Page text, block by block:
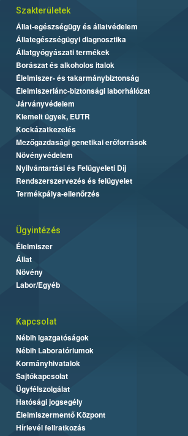
Szakterületek
Állat-egészségügy és állatvédelem
Állategészségügyi diagnosztika
Állatgyógyászati termékek
Borászat és alkoholos italok
Élelmiszer- és takarmánybiztonság
Élelmiszerlánc-biztonsági laborhálózat
Járványvédelem
Kiemelt ügyek, EUTR
Kockázatkezelés
Mezőgazdasági genetikai erőforrások
Növényvédelem
Nyilvántartási és Felügyeleti Díj
Rendszerszervezés és felügyelet
Termékpálya-ellenőrzés
Ügyintézés
Élelmiszer
Állat
Növény
Labor/Egyéb
Kapcsolat
Nébih Igazgatóságok
Nébih Laboratóriumok
Kormányhivatalok
Sajtókapcsolat
Ügyfélszolgálat
Hatósági jogsegély
Élelmiszermentő Központ
Hírlevél feliratkozás